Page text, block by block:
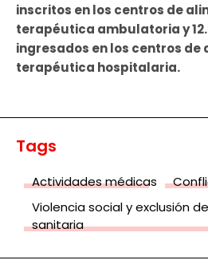
inscritos en los centros de
terapéutica ambulatoria y
ingresados en los centros
terapéutica hospitalaria.
Tags
Actividades médicas
Violencia social y exclusión
sanitaria